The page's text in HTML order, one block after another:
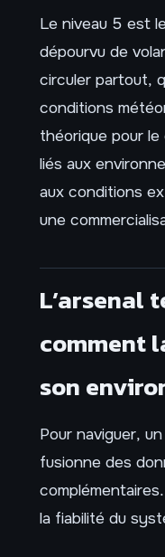
Le niveau 5 est
dépourvu de
circuler partout,
conditions
théorique pour
liés aux
aux conditions
une
L’arsenal
comment
son
Pour naviguer,
fusionne des
la fiabilité du